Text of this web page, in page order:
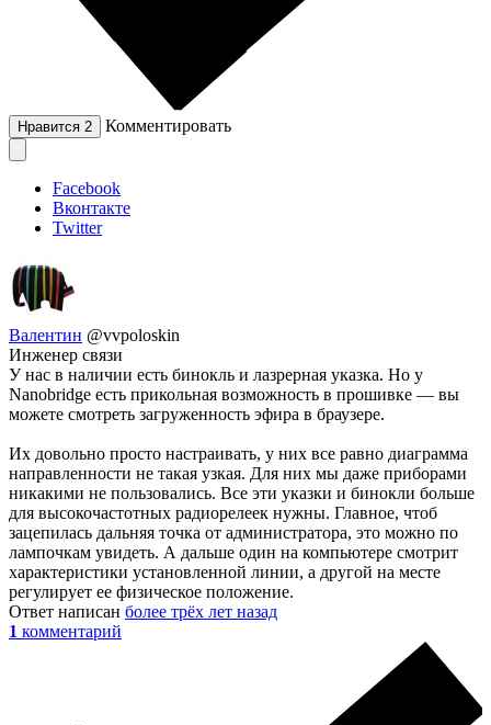
Нравится 2 Комментировать
Facebook
Вконтакте
Twitter
Валентин @vvpoloskin
Инженер связи
У нас в наличии есть бинокль и лазрерная указка. Но у
Nanobridge есть прикольная возможность в прошивке — вы
можете смотреть загруженность эфира в браузере.
Их довольно просто настраивать, у них все равно диаграмма
направленности не такая узкая. Для них мы даже приборами
никакими не пользовались. Все эти указки и бинокли больше
для высокочастотных радиорелеек нужны. Главное, чтоб
зацепилась дальняя точка от администратора, это можно по
лампочкам увидеть. А дальше один на компьютере смотрит
характеристики установленной линии, а другой на месте
регулирует ее физическое положение.
Ответ написан более трёх лет назад
1 комментарий